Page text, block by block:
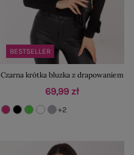
BESTSELLER
Czarna krótka bluzka z drapowaniem
69,99 zł
+2